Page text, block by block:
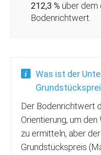
212,3 % über dem
Bodenrichtwert.
Was ist der
Der Bodenrichtwert
Orientierung, um
zu ermitteln, aber
Grundstückspreis